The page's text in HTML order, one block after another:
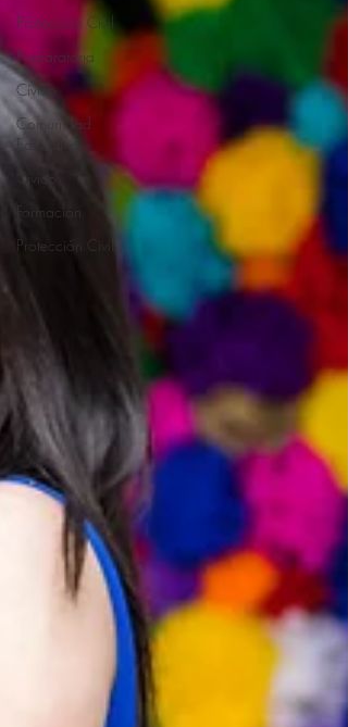
Protección Civil
Preparatoria
Cívico
Comunidad
Educativa
Cívico
Formación
Protección Civil